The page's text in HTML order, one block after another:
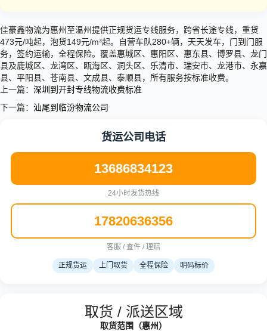
佳豪鑫物流为惠州至温州提供正规货运专线服务，跨省长途专线，重货
473元/吨起，泡货149元/m³起。自营车队280+辆，天天发车，门到门服
务，签约运输，全程保险。覆盖惠城区、惠阳区、惠东县、博罗县、龙门
县及鹿城区、龙湾区、瓯海区、洞头区、乐清市、瑞安市、龙港市、永嘉
县、平阳县、苍南县、文成县、泰顺县，所有服务按标准收费。
上一篇： 深圳到开封专线物流收费标准
下一篇： 汕尾到临汾物流公司
货运公司电话
13686834123
24小时发货热线
17820636356
客服 / 查件 / 理赔
正规货运 上门取货 全程保险 明码标价
取货 / 派送区域
取货范围（惠州）